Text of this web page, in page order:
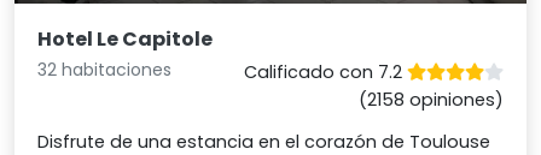
Hotel Le Capitole
32 habitaciones
Calificado con 7.2
(2158 opiniones)
Disfrute de una estancia en el corazón de Toulouse